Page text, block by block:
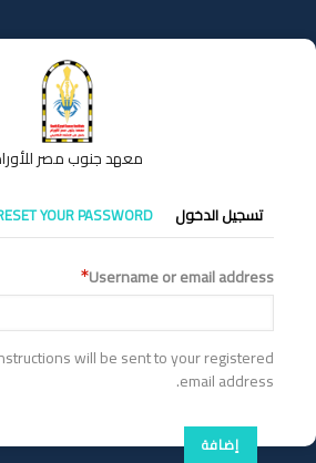
إلى
المحتوى
معهد جنوب مصر
التبويبات
الأساسية
تسجيل الدخول YOUR PASSWORD
Username or email address
will be sent to your registered
email address.